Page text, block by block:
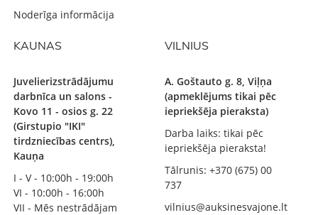
Noderīga informācija
KAUNAS
Juvelierizstrādājumu
darbnīca un salons -
Kovo 11 - osios g. 22
(Girstupio "IKI"
tirdzniecības centrs),
Kauņa
I - V - 10:00h - 19:00h
VI - 10:00h - 16:00h
VII - Mēs nestrādājam
VILNIUS
A. Goštauto g. 8, Viļņa
(apmeklējums tikai pēc
iepriekšēja pieraksta)
Darba laiks: tikai pēc
iepriekšēja pieraksta!
Tālrunis: +370 (675) 00
737
vilnius@auksinesvajone.lt